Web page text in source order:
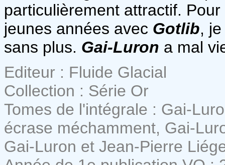
particulièrement attractif.
jeunes années avec Gotlib,
sans plus. Gai-Luron a mal
Editeur : Fluide Glacial
Collection : Série Or
Tomes de l'intégrale : Gai-
écrase méchamment, Gai-
Gai-Luron et Jean-Pierre